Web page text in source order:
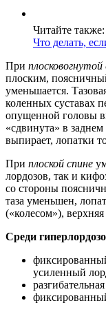
Читайте также:
Что делать,
При плосковогнутой
плоским,
уменьшается.
коленных суставах
опущенной головы
«сдвинута» в
выпирает, лопатки
При плоской спине
лордозов, так и
со стороны
таза уменьшен,
(«колесом»),
Среди
усиленный